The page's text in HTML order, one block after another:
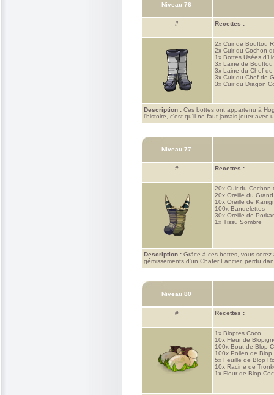
Niveau 76
# Recettes :
2x Cuir de Bouftou
2x Cuir du Cochon
1x Bottes Usées
3x Laine de Bouftou
3x Laine du Chef
3x Cuir du Chef de
3x Cuir du Dragon
Description : Ces bottes ont appartenu à
l'histoire, c'est qu'il ne faut jamais jouer avec
Niveau 77
# Recettes :
20x Cuir du Cochon
20x Oreille du
10x Oreille de
100x Bandelettes
30x Oreille de
1x Tissu Sombre
Description : Grâce à ces bottes, vous
gémissements d'un Chafer Lancier, perdu
Niveau 80
# Recettes :
1x Bloptes Coco
10x Fleur de
100x Bout de Blop
100x Pollen de Blop
5x Feuille de Blop
10x Racine de
1x Fleur de Blop